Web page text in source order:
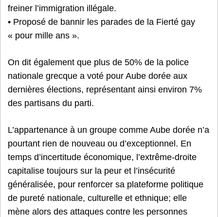
freiner l’immigration illégale.
• Proposé de bannir les parades de la Fierté gay
« pour mille ans ».
On dit également que plus de 50% de la police
nationale grecque a voté pour Aube dorée aux
dernières élections, représentant ainsi environ 7%
des partisans du parti.
L’appartenance à un groupe comme Aube dorée n’a
pourtant rien de nouveau ou d’exceptionnel. En
temps d’incertitude économique, l’extrême-droite
capitalise toujours sur la peur et l’insécurité
généralisée, pour renforcer sa plateforme politique
de pureté nationale, culturelle et ethnique; elle
mène alors des attaques contre les personnes